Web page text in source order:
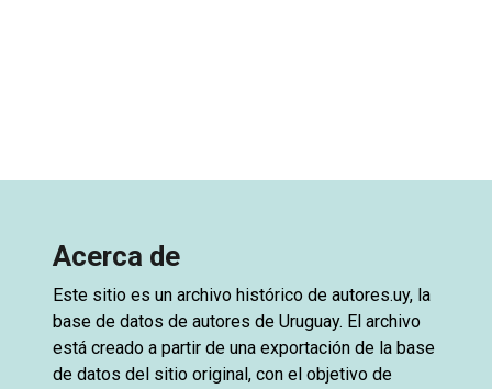
Acerca de
Este sitio es un archivo histórico de autores.uy, la
base de datos de autores de Uruguay. El archivo
está creado a partir de una exportación de la base
de datos del sitio original, con el objetivo de